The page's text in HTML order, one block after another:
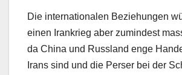
Die internationalen Beziehungen
einen Irankrieg aber zumindest
da China und Russland enge
Irans sind und die Perser bei der